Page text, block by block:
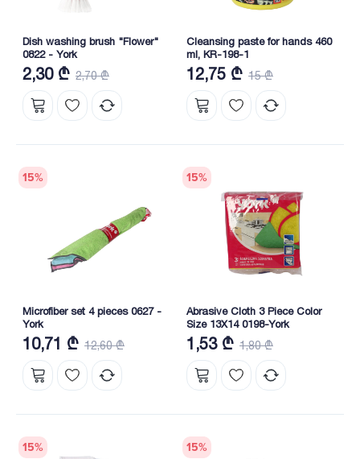
Dish washing brush "Flower"
0822 - York
2,30 ₾ 2,70 ₾
Cleansing paste for hands 460
ml, KR-198-1
12,75 ₾ 15 ₾
15%
Microfiber set 4 pieces 0627 -
York
10,71 ₾ 12,60 ₾
15%
Abrasive Cloth 3 Piece Color
Size 13X14 0198-York
1,53 ₾ 1,80 ₾
15% 15%